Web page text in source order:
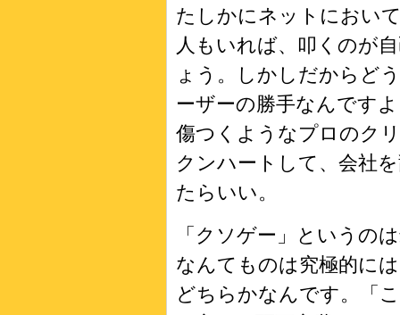
たしかにネットにおい
人もいれば、叩くのが
ょう。しかしだからど
ーザーの勝手なんです
傷つくようなプロのク
クンハートして、会社
たらいい。
「クソゲー」というの
なんてものは究極的に
どちらかなんです。「